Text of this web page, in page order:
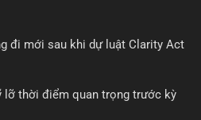
đi mới sau khi dự luật Clarity Act
lỡ thời điểm quan trọng trước kỳ